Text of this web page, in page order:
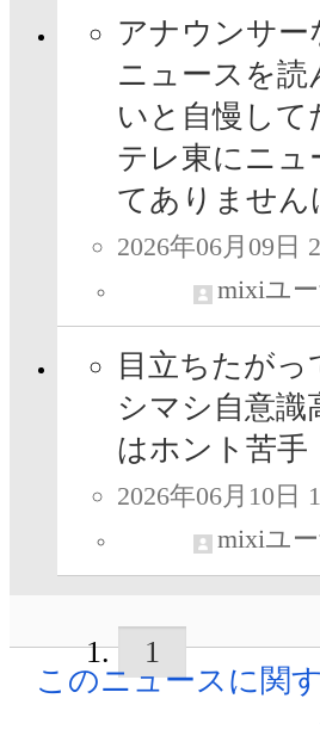
アナウンサー
ニュースを読
いと自慢して
テレ東にニュ
てありません
2026年06月09日
mixiユ
目立ちたがっ
シマシ自意識
はホント苦手
2026年06月10日
mixiユ
1
このニュースに関